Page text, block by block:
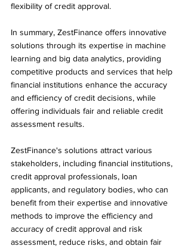
flexibility of credit approval.
In summary, ZestFinance offers innovative
solutions through its expertise in machine
learning and big data analytics, providing
competitive products and services that help
financial institutions enhance the accuracy
and efficiency of credit decisions, while
offering individuals fair and reliable credit
assessment results.
ZestFinance's solutions attract various
stakeholders, including financial institutions,
credit approval professionals, loan
applicants, and regulatory bodies, who can
benefit from their expertise and innovative
methods to improve the efficiency and
accuracy of credit approval and risk
assessment, reduce risks, and obtain fair